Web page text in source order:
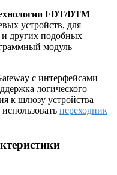
FDT/DTM
устройств, для
и других подобных
модуль
с интерфейсами
логического
к шлюзу устройства
переходник